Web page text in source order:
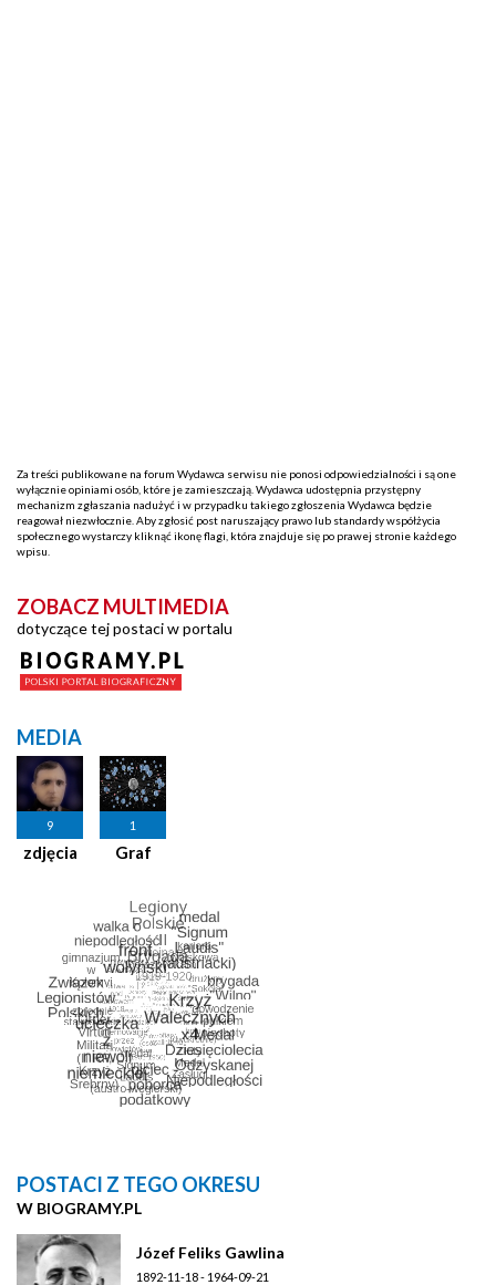
Za treści publikowane na forum Wydawca serwisu nie ponosi odpowiedzialności i są one
wyłącznie opiniami osób, które je zamieszczają. Wydawca udostępnia przystępny
mechanizm zgłaszania nadużyć i w przypadku takiego zgłoszenia Wydawca będzie
reagował niezwłocznie. Aby zgłosić post naruszający prawo lub standardy współżycia
społecznego wystarczy kliknąć ikonę flagi, która znajduje się po prawej stronie każdego
wpisu.
ZOBACZ MULTIMEDIA
dotyczące tej postaci w portalu
MEDIA
9
zdjęcia
1
Graf
POSTACI Z TEGO OKRESU
W BIOGRAMY.PL
Józef Feliks Gawlina
1892-11-18 - 1964-09-21